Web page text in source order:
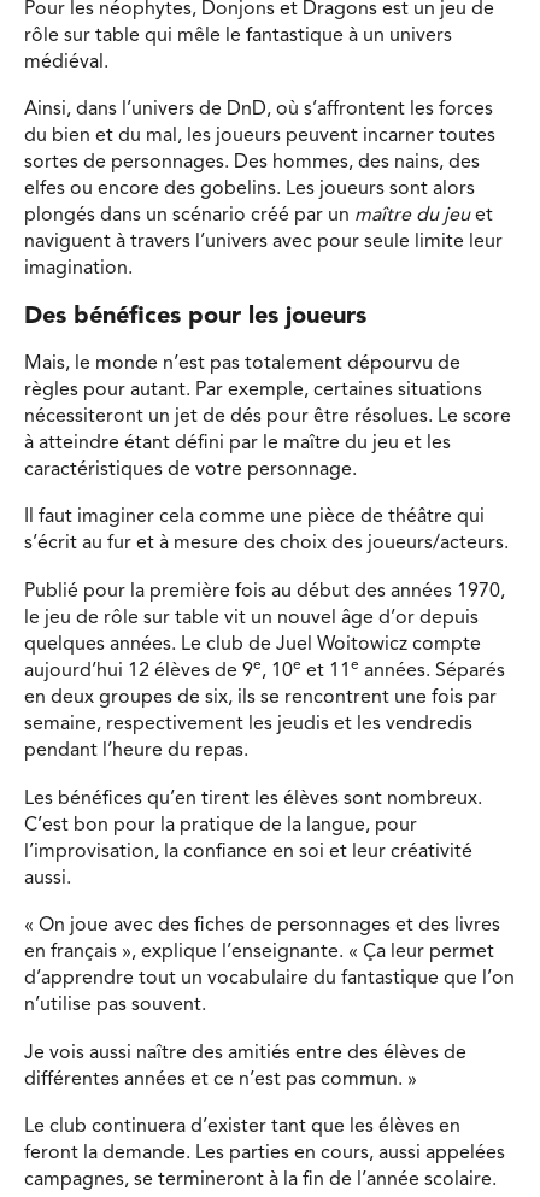
Pour les néophytes, Donjons et Dragons est un jeu de
rôle sur table qui mêle le fantastique à un univers
médiéval.
Ainsi, dans l’univers de DnD, où s’affrontent les forces
du bien et du mal, les joueurs peuvent incarner toutes
sortes de personnages. Des hommes, des nains, des
elfes ou encore des gobelins. Les joueurs sont alors
plongés dans un scénario créé par un maître du jeuet
naviguent à travers l’univers avec pour seule limite leur
imagination.
Des bénéfices pour les joueurs
Mais, le monde n’est pas totalement dépourvu de
règles pour autant. Par exemple, certaines situations
nécessiteront un jet de dés pour être résolues. Le score
à atteindre étant défini par le maître du jeu et les
caractéristiques de votre personnage.
Il faut imaginer cela comme une pièce de théâtre qui
s’écrit au fur et à mesure des choix des joueurs/acteurs.
Publié pour la première fois au début des années 1970,
le jeu de rôle sur table vit un nouvel âge d’or depuis
quelques années. Le club de Juel Woitowicz compte
aujourd’hui 12 élèves de 9e, 10e et 11 e années. Séparés
en deux groupes de six, ils se rencontrent une fois par
semaine, respectivement les jeudis et les vendredis
pendant l’heure du repas.
Les bénéfices qu’en tirent les élèves sont nombreux.
C’est bon pour la pratique de la langue, pour
l’improvisation, la confiance en soi et leur créativité
aussi.
« On joue avec des fiches de personnages et des livres
en français », explique l’enseignante. « Ça leur permet
d’apprendre tout un vocabulaire du fantastique que l’on
n’utilise pas souvent.
Je vois aussi naître des amitiés entre des élèves de
différentes années et ce n’est pas commun. »
Le club continuera d’exister tant que les élèves en
feront la demande. Les parties en cours, aussi appelées
campagnes, se termineront à la fin de l’année scolaire.